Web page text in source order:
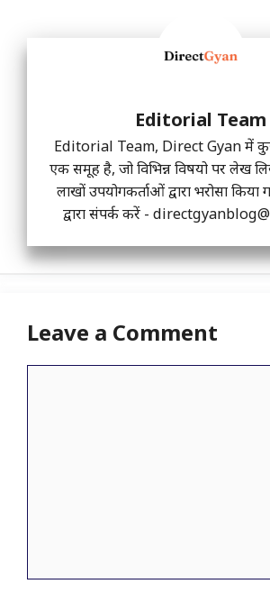
Editorial Team
Editorial Team, Direct Gyan में
एक समूह है, जो विभिन्न विषयो पर लेख
लाखों उपयोगकर्ताओं द्वारा भरोसा
द्वारा संपर्क करें -
Leave a Comment